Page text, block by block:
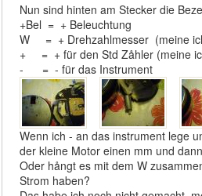
Nun sind hinten am Stecker die
+Bel = + Beleuchtung
W = + Drehzahlmesser (meine
+ = + für den Std Zåhler (meine
- = - für das Instrument
Wenn ich - an das instrument lege
der kleine Motor einen mm und
Oder hångt es mit dem W
Strom haben?